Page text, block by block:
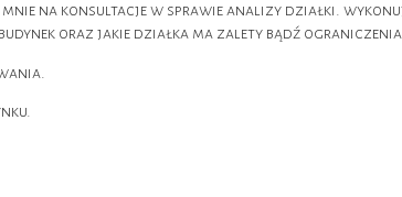
na konsultacje w sprawie analizy działki.
oraz jakie działka ma zalety bądź